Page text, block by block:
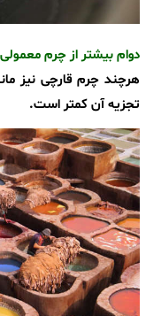
دوام بیشتر از چرم معمولی
هرچند چرم قارچی نیز
تجزیه‌ آن کمتر است.